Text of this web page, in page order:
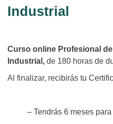
Industrial
Curso online Profesional
Industrial, de 180 horas de
Al finalizar, recibirás tu
– Tendrás 6 meses